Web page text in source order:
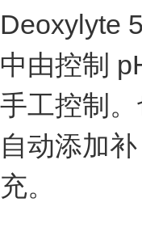
Deoxylyte
中由控制
手工控制
自动添加补
充。